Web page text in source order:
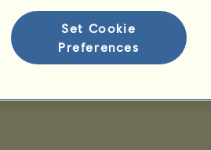
Set Cookie
Preferences